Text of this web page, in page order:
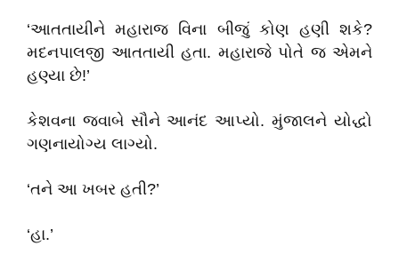
‘આતતાયીને મહારાજ વિના બીજું કોણ હણી શકે?
મદનપાલજી આતતાયી હતા. મહારાજે પોતે જ એમને
હણ્યા છે!’
કેશવના જવાબે સૌને આનંદ આપ્યો. મુંજાલને યોદ્ધો
ગણનાયોગ્ય લાગ્યો.
‘તને આ ખબર હતી?’
‘હા.’